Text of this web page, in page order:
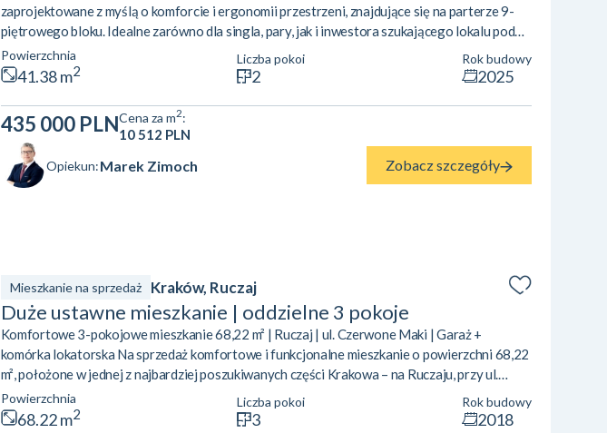
zaprojektowane z myślą o komforcie i ergonomii przestrzeni, znajdujące się na parterze 9-
piętrowego bloku. Idealne zarówno dla singla, pary, jak i inwestora szukającego lokalu pod
wynajem w rozwijającym się centrum Łodzi. Układ mieszkania zapewnia maksymalne
wykorzystanie przestrzeni i doskonałe doświetlenie wnętrza. Przestronny salon z aneksem
Powierzchnia
41.38 m2
Liczba pokoi
2
Rok budowy
2025
435 000 PLNCena za m2:
10 512 PLN
Opiekun:Marek Zimoch Zobacz szczegóły
Mieszkanie na sprzedaż Kraków, Ruczaj
Duże ustawne mieszkanie | oddzielne 3 pokoje
Komfortowe 3-pokojowe mieszkanie 68,22 m² | Ruczaj | ul. Czerwone Maki | Garaż +
komórka lokatorska Na sprzedaż komfortowe i funkcjonalne mieszkanie o powierzchni 68,22
m², położone w jednej z najbardziej poszukiwanych części Krakowa – na Ruczaju, przy ul.
Czerwone Maki. Lokal wyróżnia się przemyślanym układem pomieszczeń oraz nowoczesnym
standardem wykończenia, zapewniającym wygodę codziennego życia. To idealna propozycja
Powierzchnia
68.22 m2
Liczba pokoi
3
Rok budowy
2018